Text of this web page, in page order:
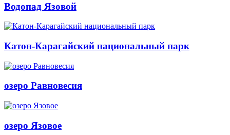
Водопад Язовой
Катон-Карагайский национальный парк
озеро Равновесия
озеро Язовое